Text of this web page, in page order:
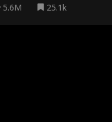
5.6M 25.1k